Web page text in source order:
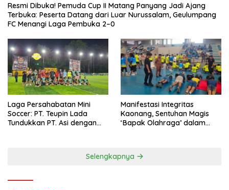
Resmi Dibuka! Pemuda Cup II Matang Panyang Jadi Ajang
Terbuka: Peserta Datang dari Luar Nurussalam, Geulumpang
FC Menangi Laga Pembuka 2–0
Laga Persahabatan Mini
Soccer: PT. Teupin Lada
Tundukkan PT. Asi dengan
Manifestasi Integritas
Kaonang, Sentuhan Magis
‘Bapak Olahraga’ dalam
Selengkapnya